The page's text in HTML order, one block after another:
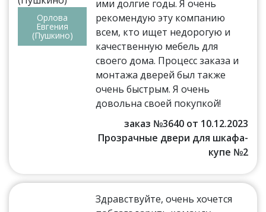
Орлова
Евгения
(Пушкино)
ими долгие годы. Я очень
рекомендую эту компанию
всем, кто ищет недорогую и
качественную мебель для
своего дома. Процесс заказа и
монтажа дверей был также
очень быстрым. Я очень
довольна своей покупкой!
заказ №3640 от 10.12.2023
Прозрачные двери для шкафа-
купе №2
Здравствуйте, очень хочется